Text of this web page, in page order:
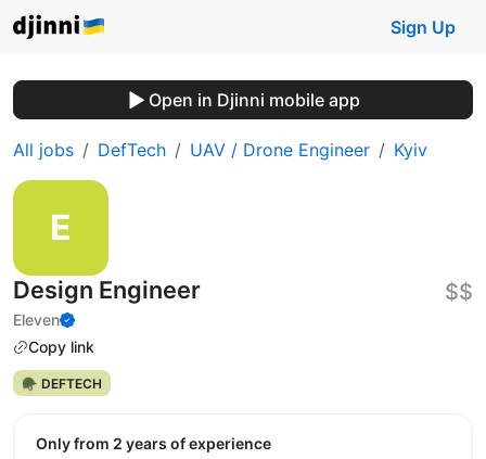
Sign Up
Open in Djinni mobile app
All jobs DefTech UAV / Drone Engineer Kyiv
Design Engineer
Eleven
Copy link
$$
🪖 DEFTECH
Only from 2 years of experience